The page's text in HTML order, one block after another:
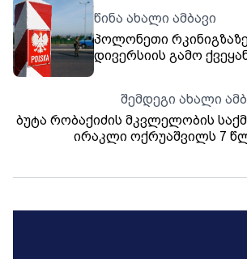
წინა ახალი ამბავი
პოლონეთი
დივერსიის გამო
შემდეგი ახალი
ბუტა რობაქიძის მკვლელობის
ირაკლი ოქრუაშვილს 7